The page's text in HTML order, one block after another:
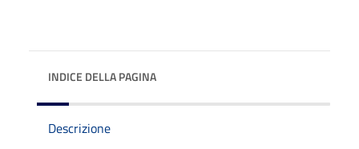
INDICE DELLA PAGINA
Descrizione